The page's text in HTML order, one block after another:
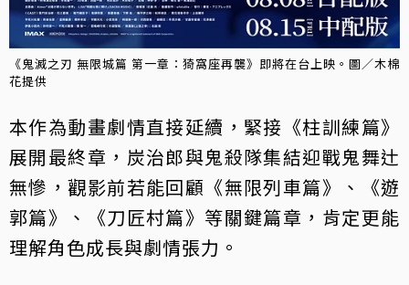
《鬼滅之刃 無限城篇 第一章：猗窩座再襲》即將在台上映。圖／木棉
花提供
本作為動畫劇情直接延續，緊接《柱訓練篇》
展開最終章，炭治郎與鬼殺隊集結迎戰鬼舞辻
無慘，觀影前若能回顧《無限列車篇》、《遊
郭篇》、《刀匠村篇》等關鍵篇章，肯定更能
理解角色成長與劇情張力。